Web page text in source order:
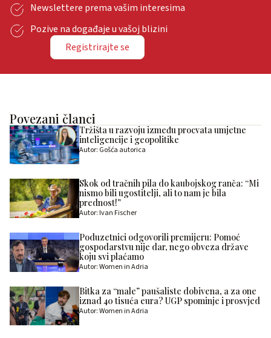
Newslettere prema vašim interesima
Pozive na događaje u vašoj blizini
Registrirajte se
Povezani članci
Tržišta u razvoju između procvata umjetne
inteligencije i geopolitike
Autor: Gošća autorica
Skok od tračnih pila do kaubojskog ranča: “Mi
nismo bili ugostitelji, ali to nam je bila
prednost!”
Autor: Ivan Fischer
Poduzetnici odgovorili premijeru: Pomoć
gospodarstvu nije dar, nego obveza države
koju svi plaćamo
Autor: Women in Adria
Bitka za “male” paušaliste dobivena, a za one
iznad 40 tisuća eura? UGP spominje i prosvjed
Autor: Women in Adria